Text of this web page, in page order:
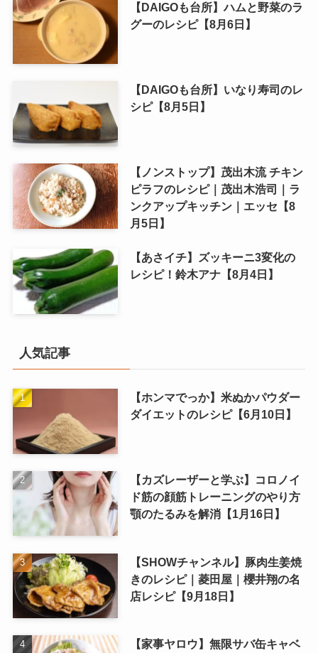
【DAIGOも台所】ハムと野菜のラ
グーのレシピ【8月6日】
【DAIGOも台所】いなり寿司のレ
シピ【8月5日】
【ノンストップ】茂出木流 チキン
ピラフのレシピ｜茂出木浩司｜ラ
ンクアップキッチン｜エッセ【8
月5日】
【あさイチ】ズッキーニ3変化の
レシピ！鈴木アナ【8月4日】
人気記事
【ホンマでっか】米ぬかパウダー
ダイエットのレシピ【6月10日】
【カズレーザーと学ぶ】コロノイ
ド筋の顔筋トレーニングのやり方
顎のたるみを解消【1月16日】
【SHOWチャンネル】豚肉生姜焼
きのレシピ｜菱田屋｜櫻井翔の名
店レシピ【9月18日】
【家事ヤロウ】無限サバ缶キャベ